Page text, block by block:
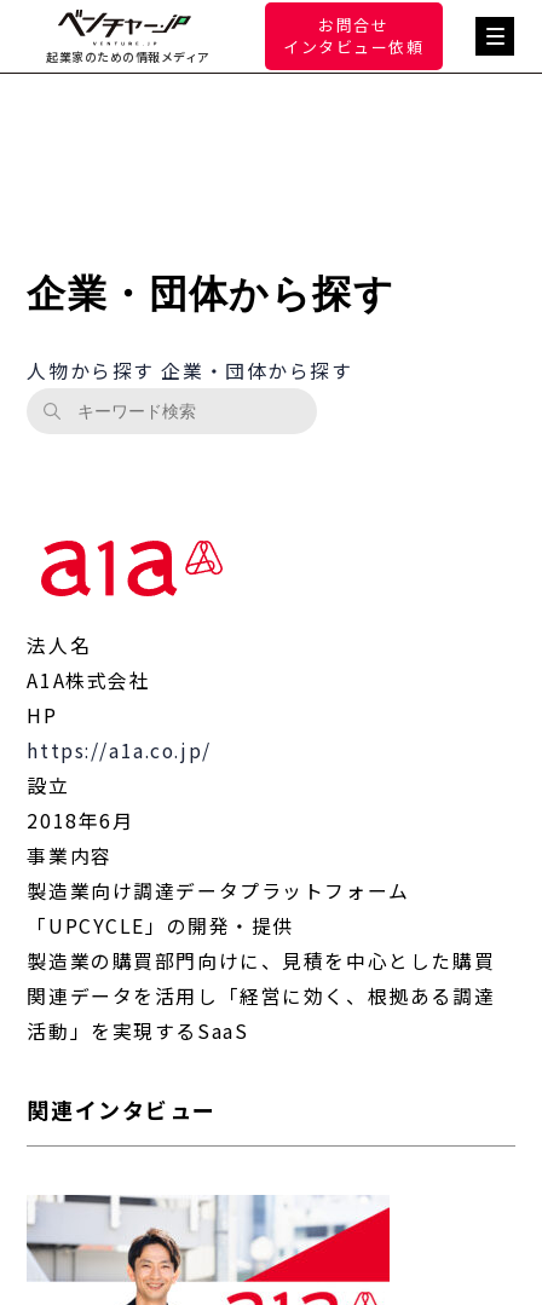
起業家のための情報メディア
お問合せ
インタビュー依頼
企業・団体から探す
人物から探す 企業・団体から探す
法人名
A1A株式会社
HP
https://a1a.co.jp/
設立
2018年6月
事業内容
製造業向け調達データプラットフォーム
「UPCYCLE」の開発・提供
製造業の購買部門向けに、見積を中心とした購買
関連データを活用し「経営に効く、根拠ある調達
活動」を実現するSaaS
関連インタビュー